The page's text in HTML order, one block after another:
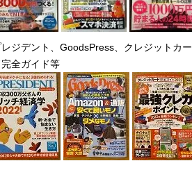
ジデント、GoodsPress、クレジットカー
全ガイド等